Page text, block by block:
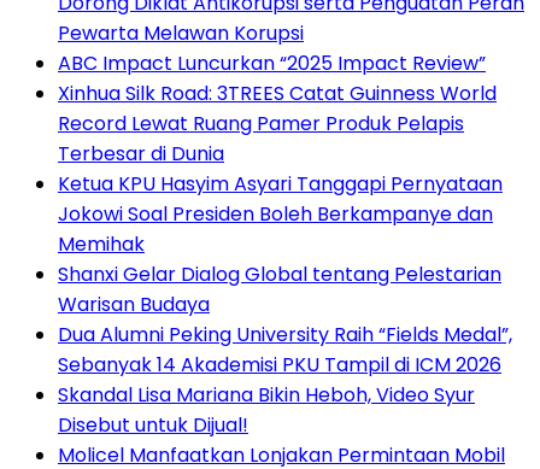
Pewarta Melawan Korupsi
ABC Impact Luncurkan “2025 Impact Review”
Xinhua Silk Road: 3TREES Catat Guinness World
Record Lewat Ruang Pamer Produk Pelapis
Terbesar di Dunia
Ketua KPU Hasyim Asyari Tanggapi Pernyataan
Jokowi Soal Presiden Boleh Berkampanye dan
Memihak
Shanxi Gelar Dialog Global tentang Pelestarian
Warisan Budaya
Dua Alumni Peking University Raih “Fields Medal”,
Sebanyak 14 Akademisi PKU Tampil di ICM 2026
Skandal Lisa Mariana Bikin Heboh, Video Syur
Disebut untuk Dijual!
Molicel Manfaatkan Lonjakan Permintaan Mobil